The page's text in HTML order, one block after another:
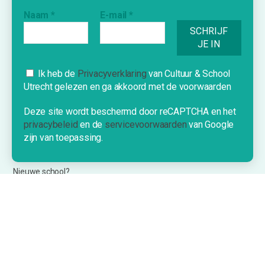
Inspiratie
Inschrijven nieuwsbrief
INFORMATIE
Over Cultuur & School Utrecht
Nieuwe school?
Cookies
Deze website gebruikt cookies om je
OK!
Naam * E-mail *
Ik heb de Privacyverklaring van Cultuur & School
Utrecht gelezen en ga akkoord met de voorwaarden
Deze site wordt beschermd door reCAPTCHA en het
privacybeleid en de servicevoorwaarden van Google
zijn van toepassing.